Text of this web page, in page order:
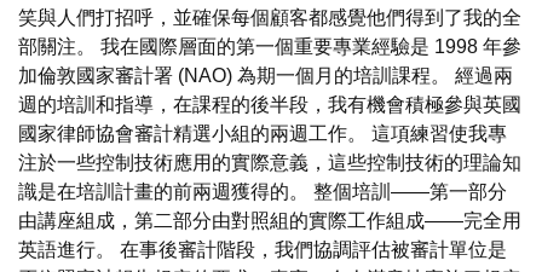
笑與人們打招呼，並確保每個顧客都感覺他們得到了我的全
部關注。 我在國際層面的第一個重要專業經驗是 1998 年參
加倫敦國家審計署 (NAO) 為期一個月的培訓課程。 經過兩
週的培訓和指導，在課程的後半段，我有機會積極參與英國
國家律師協會審計精選小組的兩週工作。 這項練習使我專
注於一些控制技術應用的實際意義，這些控制技術的理論知
識是在培訓計畫的前兩週獲得的。 整個培訓——第一部分
由講座組成，第二部分由對照組的實際工作組成——完全用
英語進行。 在事後審計階段，我們協調評估被審計單位是